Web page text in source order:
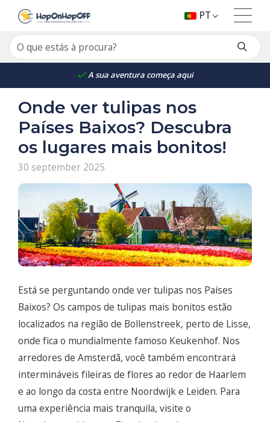
A sua aventura começa aqui
PT
Onde ver tulipas nos
Países Baixos? Descubra
os lugares mais bonitos!
30 september 2025
Está se perguntando onde ver tulipas nos Países
Baixos? Os campos de tulipas mais bonitos estão
localizados na região de Bollenstreek, perto de Lisse,
onde fica o mundialmente famoso Keukenhof. Nos
arredores de Amsterdã, você também encontrará
intermináveis fileiras de flores ao redor de Haarlem
e ao longo da costa entre Noordwijk e Leiden. Para
uma experiência mais tranquila, visite o